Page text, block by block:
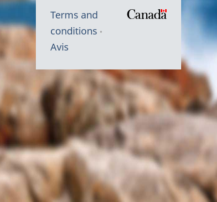
Terms and
conditions
Avis
Symbole
du
Canada